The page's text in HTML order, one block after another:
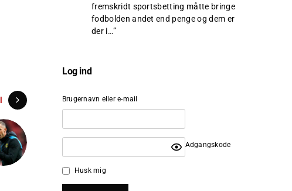
fremskridt sportsbetting måtte bringe
fodbolden andet end penge og dem er
der i…”
Log ind
Brugernavn eller e-mail
Adgangskode
Husk mig